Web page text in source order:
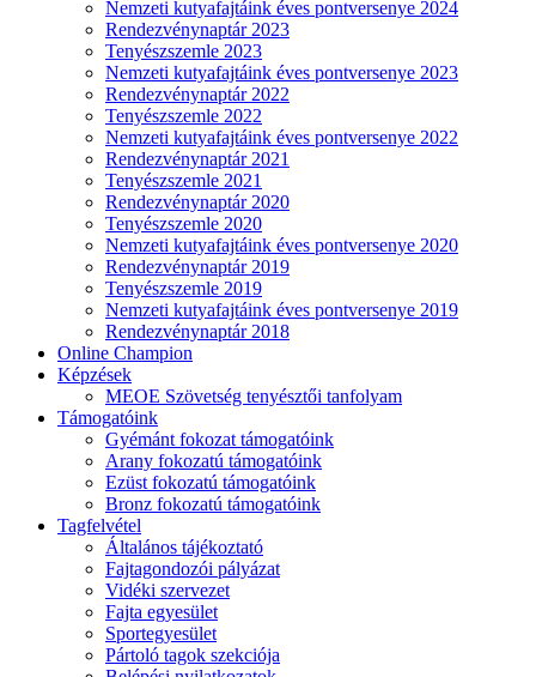
Nemzeti kutyafajtáink éves pontversenye 2024
Rendezvénynaptár 2023
Tenyészszemle 2023
Nemzeti kutyafajtáink éves pontversenye 2023
Rendezvénynaptár 2022
Tenyészszemle 2022
Nemzeti kutyafajtáink éves pontversenye 2022
Rendezvénynaptár 2021
Tenyészszemle 2021
Rendezvénynaptár 2020
Tenyészszemle 2020
Nemzeti kutyafajtáink éves pontversenye 2020
Rendezvénynaptár 2019
Tenyészszemle 2019
Nemzeti kutyafajtáink éves pontversenye 2019
Rendezvénynaptár 2018
Online Champion
Képzések
MEOE Szövetség tenyésztői tanfolyam
Támogatóink
Gyémánt fokozat támogatóink
Arany fokozatú támogatóink
Ezüst fokozatú támogatóink
Bronz fokozatú támogatóink
Tagfelvétel
Általános tájékoztató
Fajtagondozói pályázat
Vidéki szervezet
Fajta egyesület
Sportegyesület
Pártoló tagok szekciója